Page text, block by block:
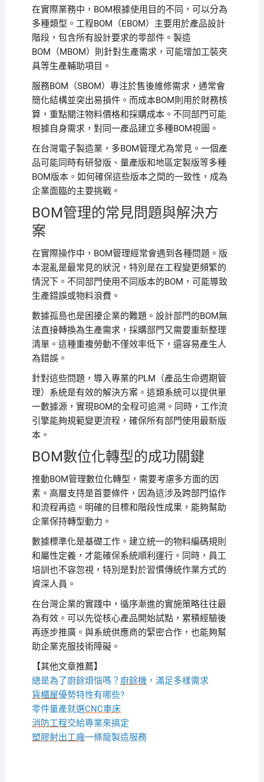
在實際業務中，BOM根據使用目的不同，可以分為
多種類型。工程BOM（EBOM）主要用於產品設計
階段，包含所有設計要求的零部件。製造
BOM（MBOM）則針對生產需求，可能增加工裝夾
具等生產輔助項目。
服務BOM（SBOM）專注於售後維修需求，通常會
簡化結構並突出易損件。而成本BOM則用於財務核
算，重點關注物料價格和採購成本。不同部門可能
根據自身需求，對同一產品建立多種BOM視圖。
在台灣電子製造業，多BOM管理尤為常見。一個產
品可能同時有研發版、量產版和地區定製版等多種
BOM版本。如何確保這些版本之間的一致性，成為
企業面臨的主要挑戰。
BOM管理的常見問題與解決方
案
在實際操作中，BOM管理經常會遇到各種問題。版
本混亂是最常見的狀況，特別是在工程變更頻繁的
情況下。不同部門使用不同版本的BOM，可能導致
生產錯誤或物料浪費。
數據孤島也是困擾企業的難題。設計部門的BOM無
法直接轉換為生產需求，採購部門又需要重新整理
清單。這種重複勞動不僅效率低下，還容易產生人
為錯誤。
針對這些問題，導入專業的PLM（產品生命週期管
理）系統是有效的解決方案。這類系統可以提供單
一數據源，實現BOM的全程可追溯。同時，工作流
引擎能夠規範變更流程，確保所有部門使用最新版
本。
BOM數位化轉型的成功關鍵
推動BOM管理數位化轉型，需要考慮多方面的因
素。高層支持是首要條件，因為這涉及跨部門協作
和流程再造。明確的目標和階段性成果，能夠幫助
企業保持轉型動力。
數據標準化是基礎工作。建立統一的物料編碼規則
和屬性定義，才能確保系統順利運行。同時，員工
培訓也不容忽視，特別是對於習慣傳統作業方式的
資深人員。
在台灣企業的實踐中，循序漸進的實施策略往往最
為有效。可以先從核心產品開始試點，累積經驗後
再逐步推廣。與系統供應商的緊密合作，也能夠幫
助企業克服技術障礙。
【其他文章推薦】
總是為了廚餘煩惱嗎？ 廚餘機，滿足多樣需求
貨櫃屋優勢特性有哪些?
零件量產就選CNC車床
消防工程交給專業來搞定
塑膠射出工廠一條龍製造服務